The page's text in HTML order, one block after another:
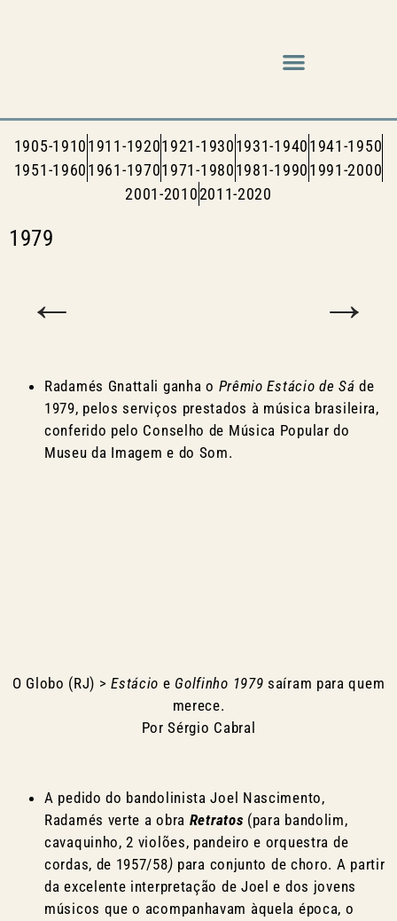
1905-19101911-19201921-19301931-19401941-1950
1951-19601961-19701971-19801981-19901991-2000
2001-20102011-2020
1979
← →
Radamés Gnattali ganha o Prêmio Estácio de Sá de
1979, pelos serviços prestados à música brasileira,
conferido pelo Conselho de Música Popular do
Museu da Imagem e do Som.
O Globo (RJ) >Estácio e Golfinho 1979 saíram para quem
merece.
Por Sérgio Cabral
A pedido do bandolinista Joel Nascimento,
Radamés verte a obra Retratos (para bandolim,
cavaquinho, 2 violões, pandeiro e orquestra de
cordas, de 1957/58) para conjunto de choro. A partir
da excelente interpretação de Joel e dos jovens
músicos que o acompanhavam àquela época, o